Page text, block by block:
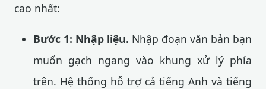
cao nhất:
Bước 1: Nhập liệu. Nhập đoạn văn bản bạn
muốn gạch ngang vào khung xử lý phía
trên. Hệ thống hỗ trợ cả tiếng Anh và tiếng